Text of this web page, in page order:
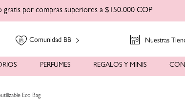
gratis por compras superiores a $150.000 COP
Comunidad BB Nuestras
PERFUMES REGALOS Y MINIS
Eco Bag